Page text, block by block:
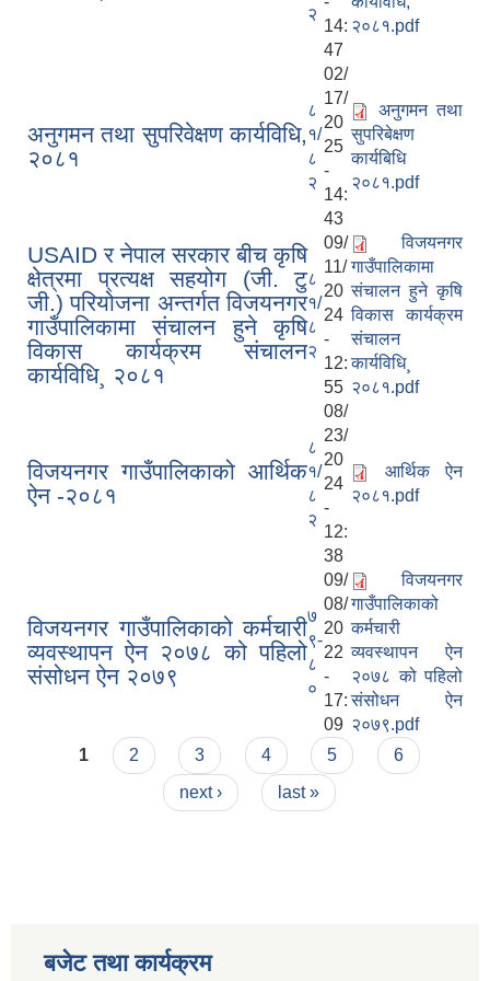
२
14:
47
२०८१.pdf
अनुगमन तथा सुपरिवेक्षण कार्यविधि,
२०८१
८
१/
८
२
02/
17/
20
25
-
14:
43
अनुगमन तथा
सुपरिबेक्षण
कार्यबिधि
२०८१.pdf
USAID र नेपाल सरकार बीच कृषि
क्षेत्रमा प्रत्यक्ष सहयोग (जी. टु
जी.) परियोजना अन्तर्गत विजयनगर
गाउँपालिकामा संचालन हुने कृषि
विकास कार्यक्रम संचालन
कार्यविधि¸ २०८१
८
१/
८
२
09/
11/
20
24
-
12:
55
विजयनगर
गाउँपालिकामा
संचालन हुने कृषि
विकास कार्यक्रम
संचालन
कार्यविधि¸
२०८१.pdf
विजयनगर गाउँपालिकाको आर्थिक
ऐन -२०८१
८
१/
८
२
08/
23/
20
24
-
12:
38
आर्थिक ऐन
२०८१.pdf
विजयनगर गाउँपालिकाको कर्मचारी
व्यवस्थापन ऐन २०७८ को पहिलो
संसोधन ऐन २०७९
७
९-
८
०
09/
08/
20
22
-
17:
09
विजयनगर
गाउँपालिकाको
कर्मचारी
व्यवस्थापन ऐन
२०७८ को पहिलो
संसोधन ऐन
२०७९.pdf
Pages
1 2 3 4 5
6
next ›
last »
बजेट तथा कार्यक्रम